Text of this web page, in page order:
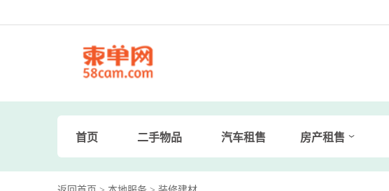
首页 二手物品 汽车租售 房产租售